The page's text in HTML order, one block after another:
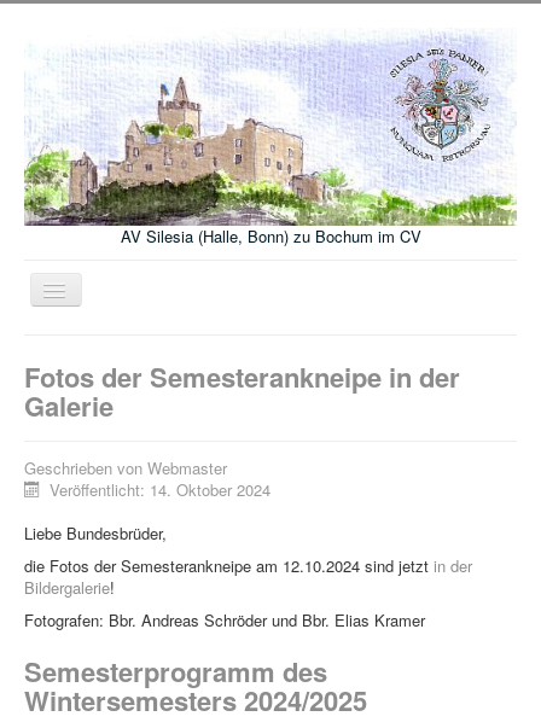
AV Silesia (Halle, Bonn) zu Bochum im CV
Navigation
an/aus
Termine
Wohnen
Fotos der Semesterankneipe in der
Galerie
Geschrieben von Webmaster
Veröffentlicht: 14. Oktober 2024
Liebe Bundesbrüder,
die Fotos der Semesterankneipe am 12.10.2024 sind jetzt in der
Bildergalerie!
Fotografen: Bbr. Andreas Schröder und Bbr. Elias Kramer
Semesterprogramm des
Wintersemesters 2024/2025